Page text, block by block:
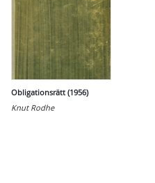
Obligationsrätt (1956)
Knut Rodhe